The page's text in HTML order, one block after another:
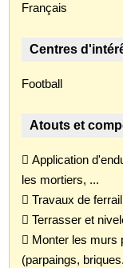
Français
Centres
Football
Atouts et
 Application
les mortiers, ...
 Travaux de
 Terrasser et
 Monter les murs
(parpaings,